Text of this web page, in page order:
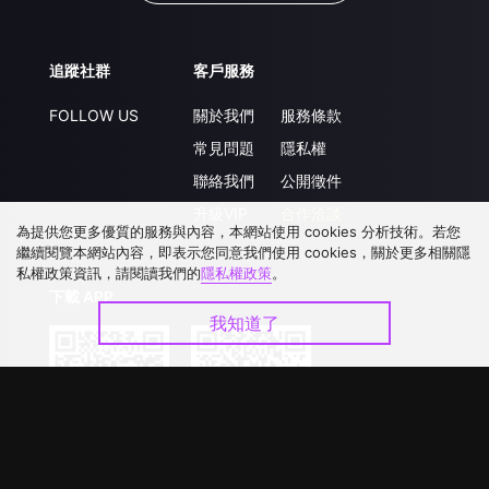
追蹤社群
FOLLOW US
客戶服務
關於我們
常見問題
聯絡我們
服務條款
隱私權
公開徵件
為提供您更多優質的服務與內容，本網站使用 cookies 分析技術。若您
繼續閱覽本網站內容，即表示您同意我們使用 cookies，關於更多相關隱
私權政策資訊，請閱讀我們的隱私權政策。
我知道了